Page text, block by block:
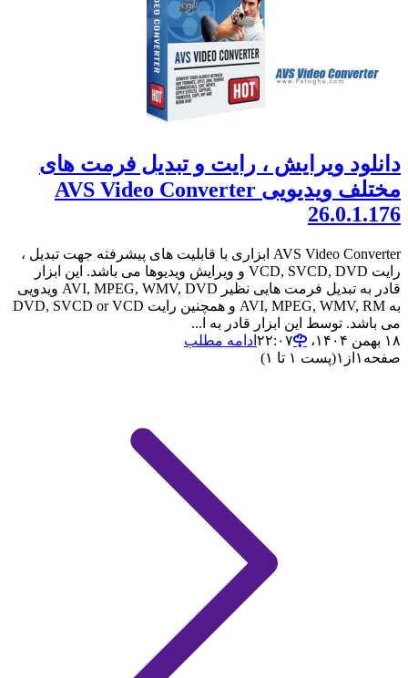
دانلود ویرایش ، رایت و تبدیل فرمت های
مختلف ویدیویی AVS Video Converter
26.0.1.176
AVS Video Converter ابزاری با قابلیت های پیشرفته جهت تبدیل ،
رایت VCD, SVCD, DVD و ویرایش ویدیوها می باشد. این ابزار
قادر به تبدیل فرمت هایی نظیر AVI, MPEG, WMV, DVD ویدویی
به AVI, MPEG, WMV, RM و همچنین رایت DVD, SVCD or VCD
می باشد. توسط این ابزار قادر به ا...
۱۸ بهمن ۱۴۰۴،‏ ۲۲:۰۷
ادامه مطلب
صفحه ۱ از ۱(پست ۱ تا ۱)